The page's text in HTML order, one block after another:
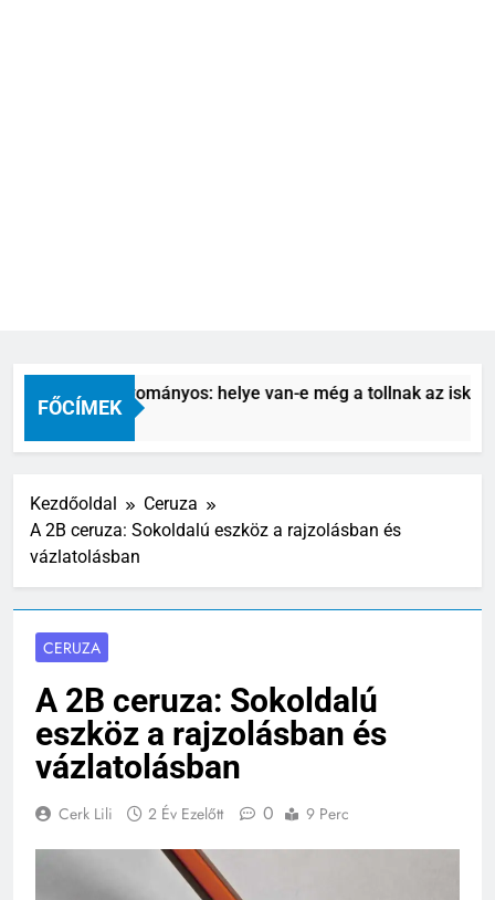
FŐCÍMEK
vs. hagyományos: helye van-e még a tollnak az
Ezelőtt
Kezdőoldal
Ceruza
A 2B ceruza: Sokoldalú eszköz a rajzolásban és
vázlatolásban
CERUZA
A 2B ceruza: Sokoldalú
eszköz a rajzolásban és
vázlatolásban
Cerk Lili 2 Év Ezelőtt 0 9 Perc